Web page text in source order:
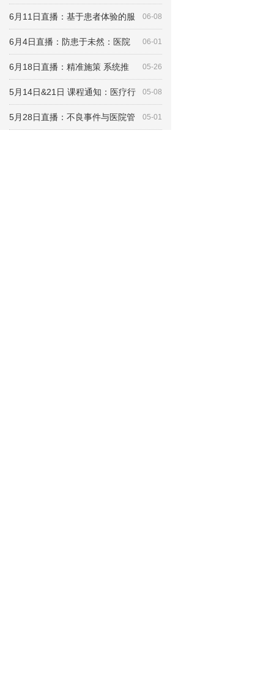
6月11日直播：基于患者体验的服 06-08
6月4日直播：防患于未然：医院 06-01
6月18日直播：精准施策 系统推 05-26
5月14日&21日 课程通知：医疗行 05-08
5月28日直播：不良事件与医院管 05-01